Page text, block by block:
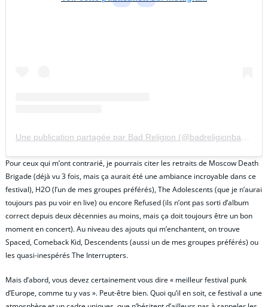
Pour ceux qui m’ont contrarié, je pourrais citer les retraits de Moscow Death
Brigade (déjà vu 3 fois, mais ça aurait été une ambiance incroyable dans ce
festival), H2O (l’un de mes groupes préférés), The Adolescents (que je n’aurai
toujours pas pu voir en live) ou encore Refused (ils n’ont pas sorti d’album
correct depuis deux décennies au moins, mais ça doit toujours être un bon
moment en concert). Au niveau des ajouts qui m’enchantent, on trouve
Spaced, Comeback Kid, Descendents (aussi un de mes groupes préférés) ou
les quasi-inespérés The Interrupters.
Mais d’abord, vous devez certainement vous dire « meilleur festival punk
d’Europe, comme tu y vas ». Peut-être bien. Quoi qu’il en soit, ce festival a une